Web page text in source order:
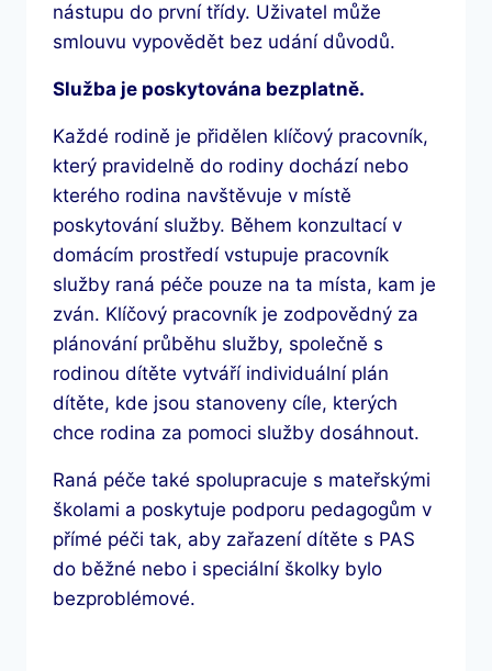
nástupu do první třídy. Uživatel může
smlouvu vypovědět bez udání důvodů.
Služba je poskytována bezplatně.
Každé rodině je přidělen klíčový pracovník,
který pravidelně do rodiny dochází nebo
kterého rodina navštěvuje v místě
poskytování služby. Během konzultací v
domácím prostředí vstupuje pracovník
služby raná péče pouze na ta místa, kam je
zván. Klíčový pracovník je zodpovědný za
plánování průběhu služby, společně s
rodinou dítěte vytváří individuální plán
dítěte, kde jsou stanoveny cíle, kterých
chce rodina za pomoci služby dosáhnout.
Raná péče také spolupracuje s mateřskými
školami a poskytuje podporu pedagogům v
přímé péči tak, aby zařazení dítěte s PAS
do běžné nebo i speciální školky bylo
bezproblémové.